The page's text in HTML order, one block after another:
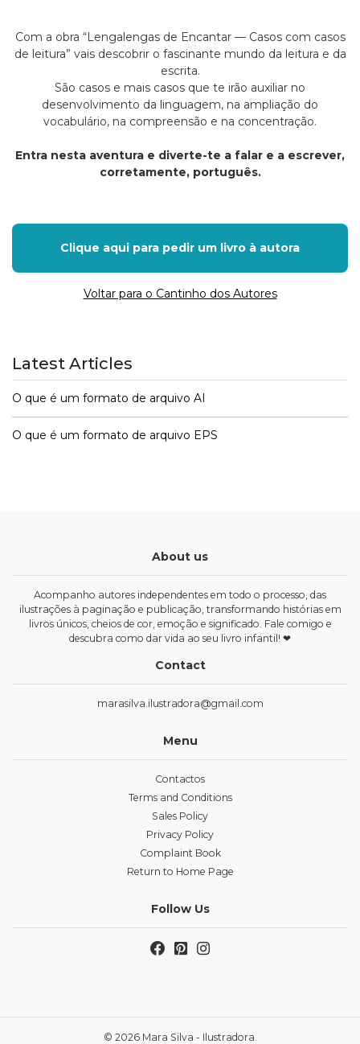
Com a obra “Lengalengas de Encantar — Casos com casos
de leitura” vais descobrir o fascinante mundo da leitura e da
escrita.
São casos e mais casos que te irão auxiliar no
desenvolvimento da linguagem, na ampliação do
vocabulário, na compreensão e na concentração.
Entra nesta aventura e diverte-te a falar e a escrever,
corretamente, português.
Clique aqui para pedir um livro à autora
Voltar para o Cantinho dos Autores
Latest Articles
O que é um formato de arquivo AI
O que é um formato de arquivo EPS
About us
Acompanho autores independentes em todo o processo, das
ilustrações à paginação e publicação, transformando histórias em
livros únicos, cheios de cor, emoção e significado. Fale comigo e
descubra como dar vida ao seu livro infantil! ❤
Contact
marasilva.ilustradora@gmail.com
Menu
Contactos
Terms and Conditions
Sales Policy
Privacy Policy
Complaint Book
Return to Home Page
Follow Us
© 2026 Mara Silva - Ilustradora.